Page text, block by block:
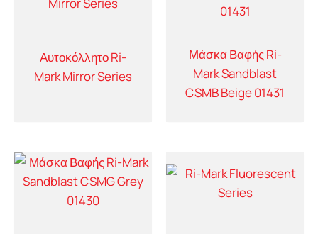
Αυτοκόλλητο Ri-
Mark Mirror Series
Μάσκα Βαφής Ri-
Mark Sandblast
CSMB Beige 01431